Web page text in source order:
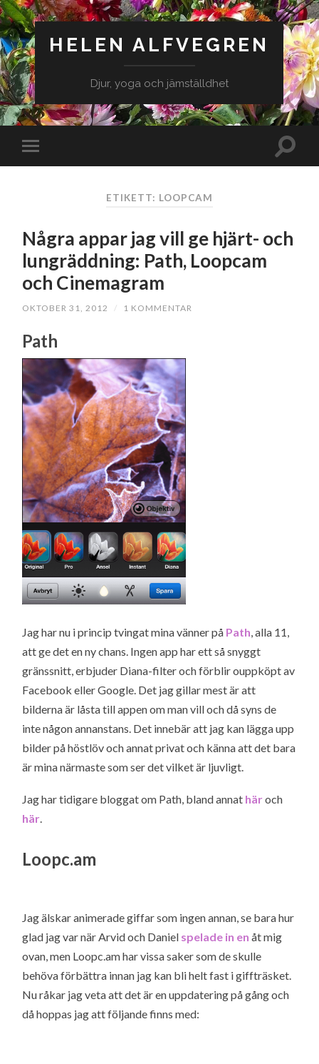
HELEN ALFVEGREN
Djur, yoga och jämställdhet
ETIKETT: LOOPCAM
Några appar jag vill ge hjärt- och
lungräddning: Path, Loopcam
och Cinemagram
OKTOBER 31, 2012 / 1 KOMMENTAR
Path
Jag har nu i princip tvingat mina vänner på Path, alla 11,
att ge det en ny chans. Ingen app har ett så snyggt
gränssnitt, erbjuder Diana-filter och förblir ouppköpt av
Facebook eller Google. Det jag gillar mest är att
bilderna är låsta till appen om man vill och då syns de
inte någon annanstans. Det innebär att jag kan lägga upp
bilder på höstlöv och annat privat och känna att det bara
är mina närmaste som ser det vilket är ljuvligt.
Jag har tidigare bloggat om Path, bland annat häroch
här
Loopc.am
Jag älskar animerade giffar som ingen annan, se bara hur
glad jag var när Arvid och Daniel spelade in en åt mig
ovan, men Loopc.am har vissa saker som de skulle
behöva förbättra innan jag kan bli helt fast i giffträsket.
Nu råkar jag veta att det är en uppdatering på gång och
då hoppas jag att följande finns med: